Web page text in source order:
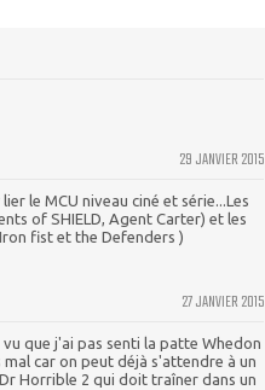
29 JANVIER 2015
le MCU niveau ciné et série...Les
of SHIELD, Agent Carter) et les
fist et the Defenders )
27 JANVIER 2015
que j'ai pas senti la patte Whedon
car on peut déjà s'attendre à un
Horrible 2 qui doit traîner dans un